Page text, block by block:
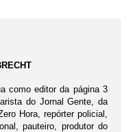
como editor da página 3
do Jornal Gente, da
Hora, repórter policial,
pauteiro, produtor do